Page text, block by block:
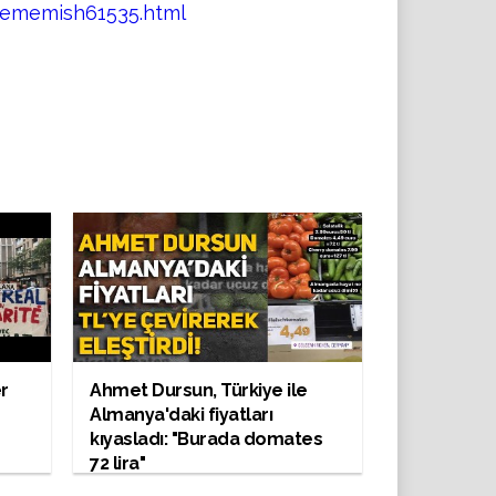
Ahmet Dursun, Türkiye ile
Almanya'daki fiyatları
kıyasladı: "Burada domates
72 lira"